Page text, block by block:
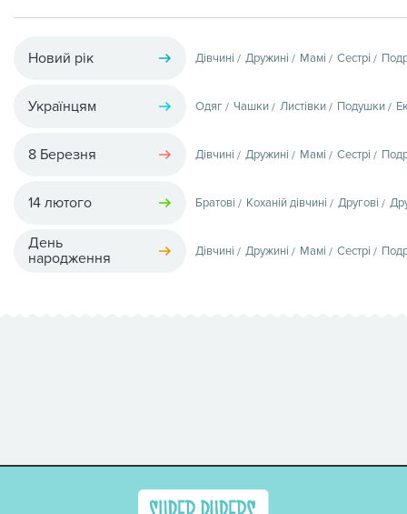
Новий рік Дівчині Дружині Мамі Сестрі
Українцям Одяг Чашки Листівки Подушки
8 Березня Дівчині Дружині Мамі Сестрі
14 лютого Братові Коханій дівчині Другові
День
народження
Дівчині Дружині Мамі Сестрі